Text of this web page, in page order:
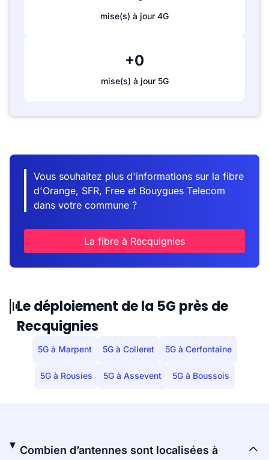
mise(s) à jour 4G
+0
mise(s) à jour 5G
Vous souhaitez plus d'informations sur la fibre
d'Orange, SFR, Free et Bouygues Telecom
dans votre commune ?
La fibre à Recquignies
Le déploiement de la 5G près de
Recquignies
5G à Marpent 5G à Colleret 5G à Cerfontaine
5G à Rousies 5G à Assevent 5G à Boussois
Combien d’antennes sont localisées à